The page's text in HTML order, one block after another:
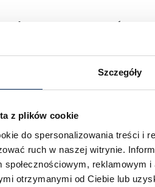
Szczegóły
z plików cookie
do spersonalizowania treści i
ruch w naszej witrynie.
społecznościowym, reklamowym
otrzymanymi od Ciebie lub